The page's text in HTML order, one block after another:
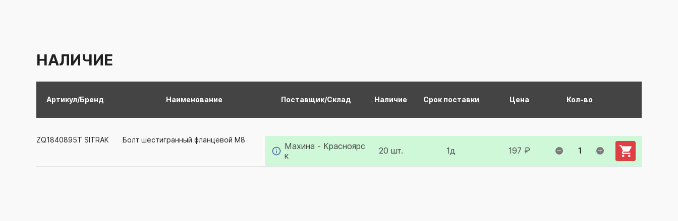
НАЛИЧИЕ
Артикул/Бренд Наименование Поставщик/Склад Наличие Срок поставки Цена Кол-во
ZQ1840895T SITRAK Болт шестигранный фланцевой M8
Махина - Красноярс
к
20 шт. 1д 197 ₽